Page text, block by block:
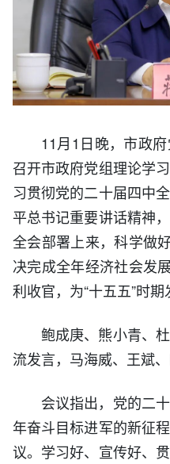
11月1日晚，市政
召开市政府党组理论学
习贯彻党的二十届四中
平总书记重要讲话精神
全会部署上来，科学做
决完成全年经济社会发
利收官，为“十五五”时期
鲍成庚、熊小青、
流发言，马海威、王斌
会议指出，党的二
年奋斗目标进军的新征
议。学习好、宣传好、